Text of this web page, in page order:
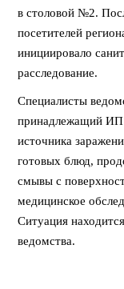
в столовой №2.
посетителей
инициировало
расследование.
Специалисты
принадлежащий
источника
готовых блюд,
смывы с
медицинское
Ситуация
ведомства.